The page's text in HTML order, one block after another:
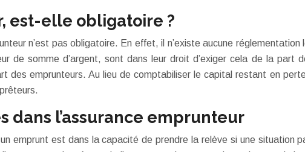
est-elle obligatoire ?
n’est pas obligatoire. En effet, il n’existe aucune
de somme d’argent, sont dans leur droit d’exiger cela de la part
des emprunteurs. Au lieu de comptabiliser le capital restant en
dans l’assurance emprunteur
un emprunt est dans la capacité de prendre la relève si une